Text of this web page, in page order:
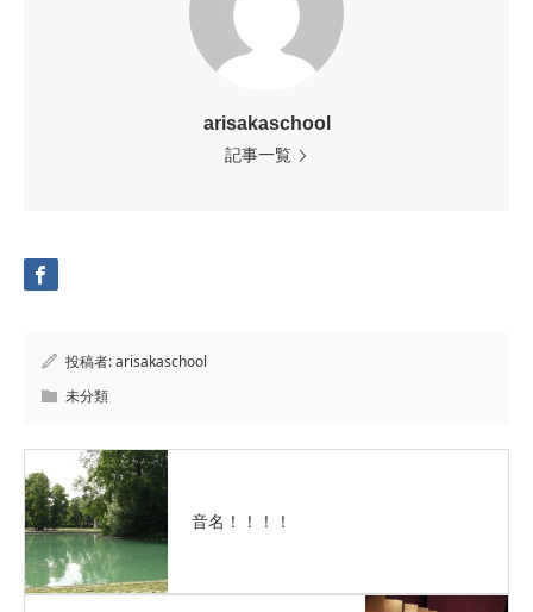
arisakaschool
記事一覧
投稿者:arisakaschool
未分類
音名！！！！